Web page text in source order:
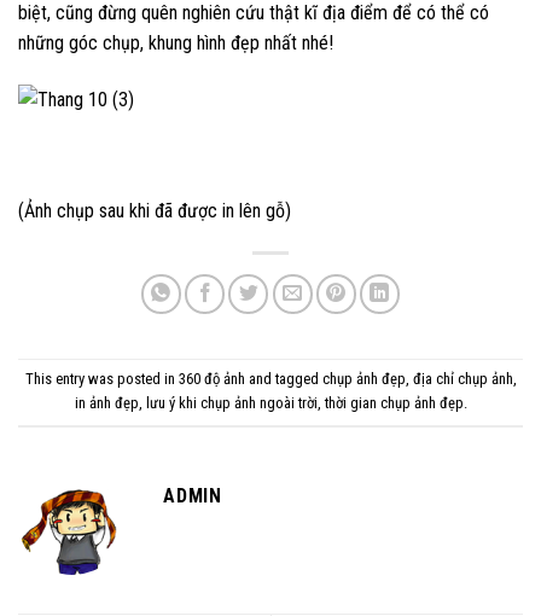
biệt, cũng đừng quên nghiên cứu thật kĩ địa điểm để có thể có
những góc chụp, khung hình đẹp nhất nhé!
(Ảnh chụp sau khi đã được in lên gỗ)
This entry was posted in 360 độ ảnh and tagged chụp ảnh đẹp, địa chỉ chụp ảnh,
in ảnh đẹp, lưu ý khi chụp ảnh ngoài trời,thời gian chụp ảnh đẹp.
ADMIN